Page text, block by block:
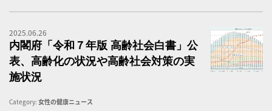
2025.06.26
内閣府「令和７年版 高齢社会白書」公
表、高齢化の状況や高齢社会対策の実
施状況
Category: 女性の健康ニュース